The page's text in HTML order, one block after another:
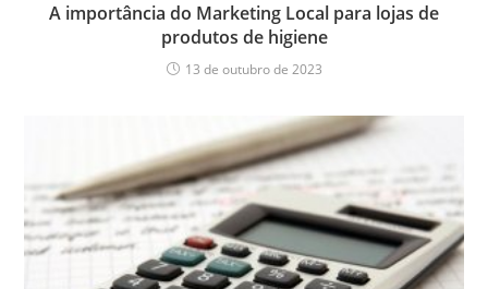
A importância do Marketing Local para lojas de
produtos de higiene
13 de outubro de 2023